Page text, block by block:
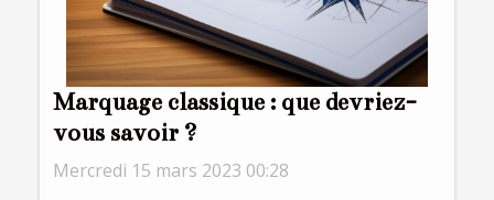
Marquage classique : que devriez-
vous savoir ?
Mercredi 15 mars 2023 00:28